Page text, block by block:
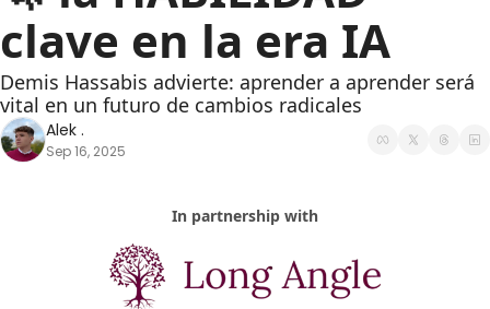
clave en la era IA
Demis Hassabis advierte: aprender a aprender será
vital en un futuro de cambios radicales
Alek .
Sep 16, 2025
In partnership with